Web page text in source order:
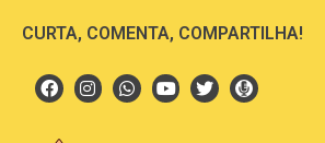
CURTA, COMENTA, COMPARTILHA!